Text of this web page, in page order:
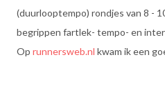
(duurlooptempo) rondjes van 8 -
begrippen fartlek- tempo- en
Op runnersweb.nl kwam ik een